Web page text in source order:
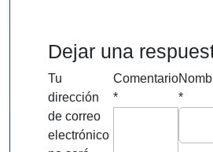
Dejar una
Tu
dirección
de correo
electrónico
Comentario
*
*